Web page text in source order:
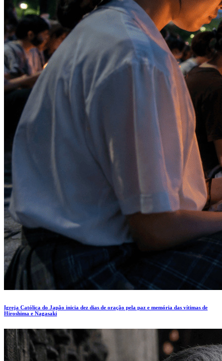
Igreja Católica do Japão inicia dez dias de oração pela paz e memória das vítimas de
Hiroshima e Nagasaki